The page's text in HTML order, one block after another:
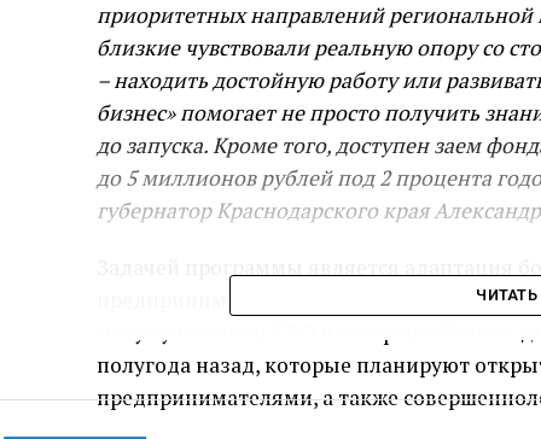
приоритетных направлений
близкие чувствовали реальную опору со
– находить достойную работу или
бизнес» помогает не просто получить
до запуска. Кроме того, доступен заем
до 5 миллионов рублей под 2 процента
губернатор Краснодарского края
предпринимательских инициатив и
полугода назад, которые планируют
предпринимателями, а также